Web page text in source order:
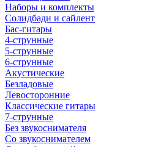
Наборы и комплекты
Солидбади и сайлент
Бас-гитары
4-струнные
5-струнные
6-струнные
Акустические
Безладовые
Левосторонние
Классические гитары
7-струнные
Без звукоснимателя
Со звукоснимателем